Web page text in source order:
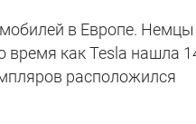
в Европе. Немцы
время как Tesla нашла
расположился